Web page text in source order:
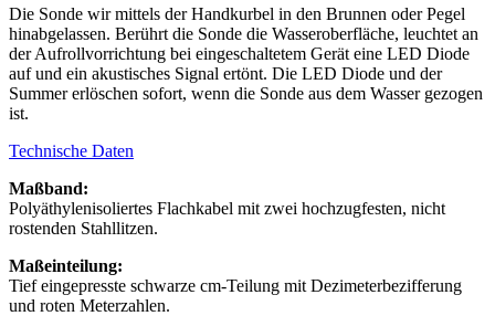
Die Sonde wir mittels der Handkurbel in den Brunnen oder Pegel
hinabgelassen. Berührt die Sonde die Wasseroberfläche, leuchtet an
der Aufrollvorrichtung bei eingeschaltetem Gerät eine LED Diode
auf und ein akustisches Signal ertönt. Die LED Diode und der
Summer erlöschen sofort, wenn die Sonde aus dem Wasser gezogen
ist.
Technische Daten
Maßband:
Polyäthylenisoliertes Flachkabel mit zwei hochzugfesten, nicht
rostenden Stahllitzen.
Maßeinteilung:
Tief eingepresste schwarze cm-Teilung mit Dezimeterbezifferung
und roten Meterzahlen.